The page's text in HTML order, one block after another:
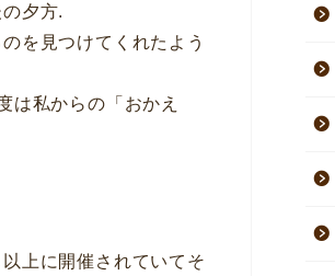
夕方.
を見つけてくれたよう
は私からの「おかえ
上に開催されていてそ